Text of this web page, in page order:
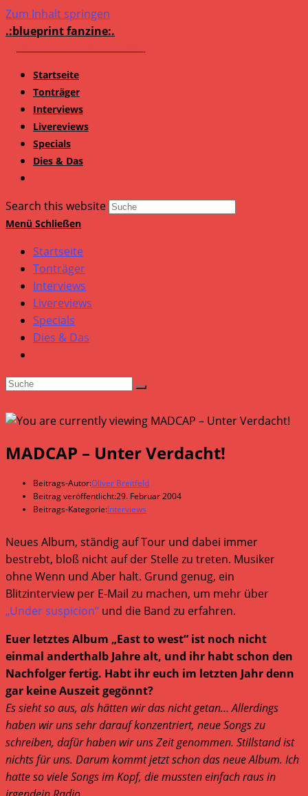
Zum Inhalt springen
.:blueprint fanzine:.
Startseite
Tonträger
Interviews
Livereviews
Specials
Dies & Das
Search this website
Menü Schließen
Startseite
Tonträger
Interviews
Livereviews
Specials
Dies & Das
MADCAP – Unter Verdacht!
Beitrags-Autor:Oliver Breitfeld
Beitrag veröffentlicht:29. Februar 2004
Beitrags-Kategorie:Interviews
Neues Album, ständig auf Tour und dabei immer
bestrebt, bloß nicht auf der Stelle zu treten. Musiker
ohne Wenn und Aber halt. Grund genug, ein
Blitzinterview per E-Mail zu machen, um mehr über
„Under suspicion“ und die Band zu erfahren.
Euer letztes Album „East to west“ ist noch nicht
einmal anderthalb Jahre alt, und ihr habt schon den
Nachfolger fertig. Habt ihr euch im letzten Jahr denn
gar keine Auszeit gegönnt?
Es sieht so aus, als hätten wir das nicht getan… Allerdings
haben wir uns sehr darauf konzentriert, neue Songs zu
schreiben, dafür haben wir uns Zeit genommen. Stillstand ist
nichts für uns. Darum kommt jetzt schon das neue Album. Ich
hatte so viele Songs im Kopf, die mussten einfach raus in